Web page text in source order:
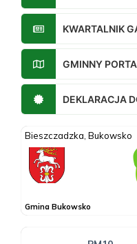
KWARTALNIK
GMINNY
DEKLARACJA